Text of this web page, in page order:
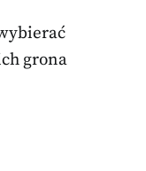
grona